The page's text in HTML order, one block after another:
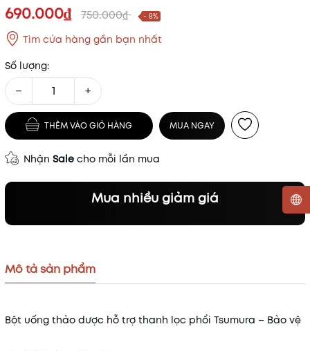
690.000₫ 750.000₫ - 8%
Tìm cửa hàng gần bạn nhất
Số lượng:
− +
THÊM VÀO GIỎ HÀNG MUA NGAY
Nhận Sale cho mỗi lần mua
Mua nhiều giảm giá
Điều kiện:
Mô tả sản phẩm
Bột uống thảo dược hỗ trợ thanh lọc phổi Tsumura – Bảo vệ